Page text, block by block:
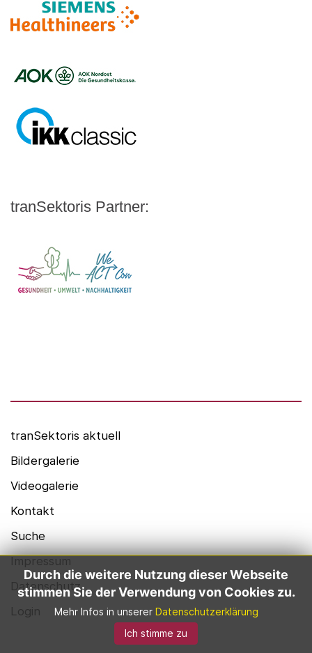
Logo – Siemens Healthineers
Logo – AOK NORDOEST
Logo – IKK_Classic
Logo - Medicalvalley
tranSektoris Partner:
WeACT Con
tranSektoris aktuell
Bildergalerie
Videogalerie
Kontakt
Suche
Impressum
Datenschutz
Login
Durch die weitere Nutzung dieser Webseite
stimmen Sie der Verwendung von Cookies zu.
Mehr Infos in unserer Datenschutzerklärung
Ich stimme zu